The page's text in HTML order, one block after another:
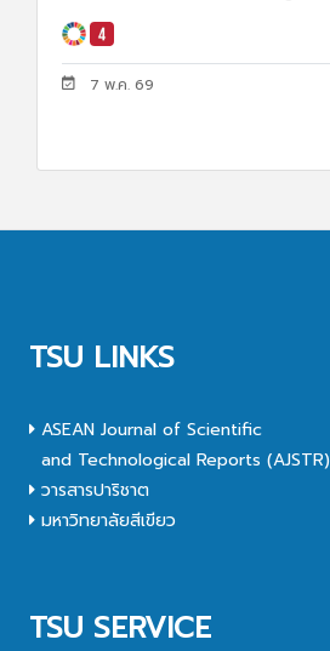
7 พ.ค. 69
TSU LINKS
ASEAN Journal of Scientific
and Technological Reports (AJSTR)
วารสารปาริชาต
มหาวิทยาลัยสีเขียว
TSU SERVICE